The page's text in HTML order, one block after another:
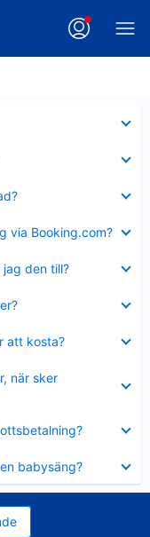
via Booking.com?
den till?
att kosta?
när sker
babysäng?